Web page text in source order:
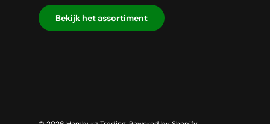
Bekijk het assortiment